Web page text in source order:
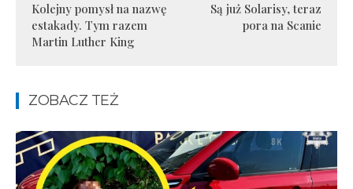
Kolejny pomysł na nazwę
estakady. Tym razem
Martin Luther King
Są już Solarisy, teraz
pora na Scanie
ZOBACZ TEŻ